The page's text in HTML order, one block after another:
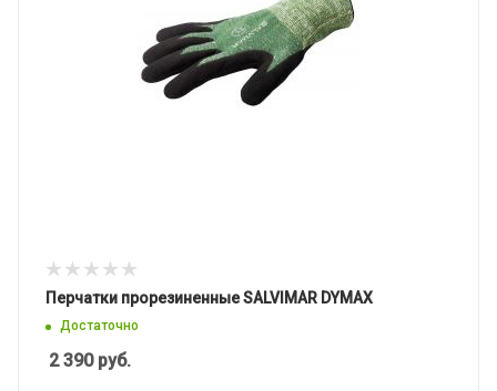
Перчатки прорезиненные SALVIMAR DYMAX
Достаточно
2 390руб.